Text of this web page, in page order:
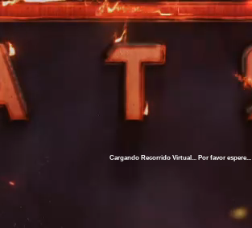
Cargando Recorrido Virtual... Por favor espere...